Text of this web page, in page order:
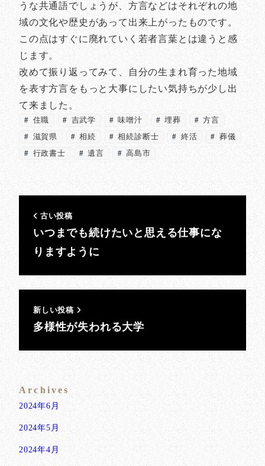
うな共通語でしょうが、方言などはそれぞれの地
域の文化や歴史があって出来上がったものです。
この点はすぐに廃れていく若者言葉とは違うと感
じます。
改めて振り返ってみて、自分の生まれ育った地域
を表す方言をもっと大事にしたい気持ちが少し出
て来ました。
住職 吉武学 味噌汁 埋葬
方言
滋賀県
相続 相続診断士 終活
葬儀
行政書士
遺言 高島市
古い投稿
いつまでも続けたいと思える仕事にな
りますように
新しい投稿
多様性が失われる大学
Archives
2024年6月
2024年5月
2024年4月